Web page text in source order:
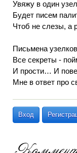
Увяжу в один
Будет писем
Чтоб не слезы, а
Письмена
Все секреты -
И прости… И
Мне в ответ про
Вход